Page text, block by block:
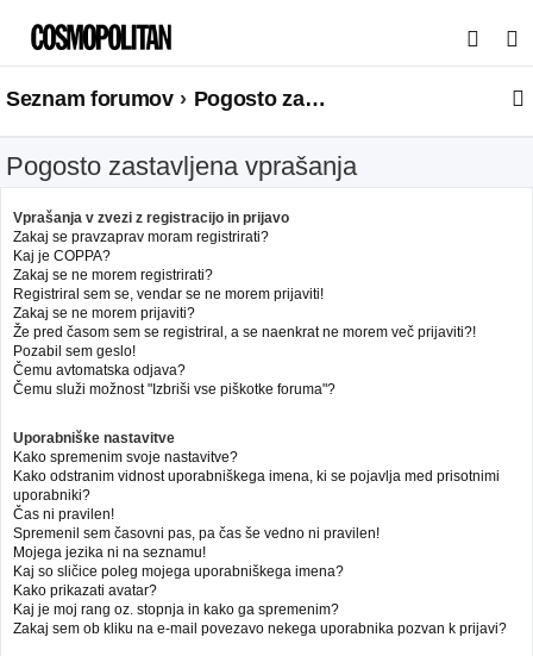
s
a
Seznam forumov Pogosto zastavljena vprašanja
Pogosto zastavljena vprašanja
Vprašanja v zvezi z registracijo in prijavo
Zakaj se pravzaprav moram registrirati?
Kaj je COPPA?
Zakaj se ne morem registrirati?
Registriral sem se, vendar se ne morem prijaviti!
Zakaj se ne morem prijaviti?
Že pred časom sem se registriral, a se naenkrat ne morem več prijaviti?!
Pozabil sem geslo!
Čemu avtomatska odjava?
Čemu služi možnost "Izbriši vse piškotke foruma"?
Uporabniške nastavitve
Kako spremenim svoje nastavitve?
Kako odstranim vidnost uporabniškega imena, ki se pojavlja med prisotnimi
uporabniki?
Čas ni pravilen!
Spremenil sem časovni pas, pa čas še vedno ni pravilen!
Mojega jezika ni na seznamu!
Kaj so sličice poleg mojega uporabniškega imena?
Kako prikazati avatar?
Kaj je moj rang oz. stopnja in kako ga spremenim?
Zakaj sem ob kliku na e-mail povezavo nekega uporabnika pozvan k prijavi?